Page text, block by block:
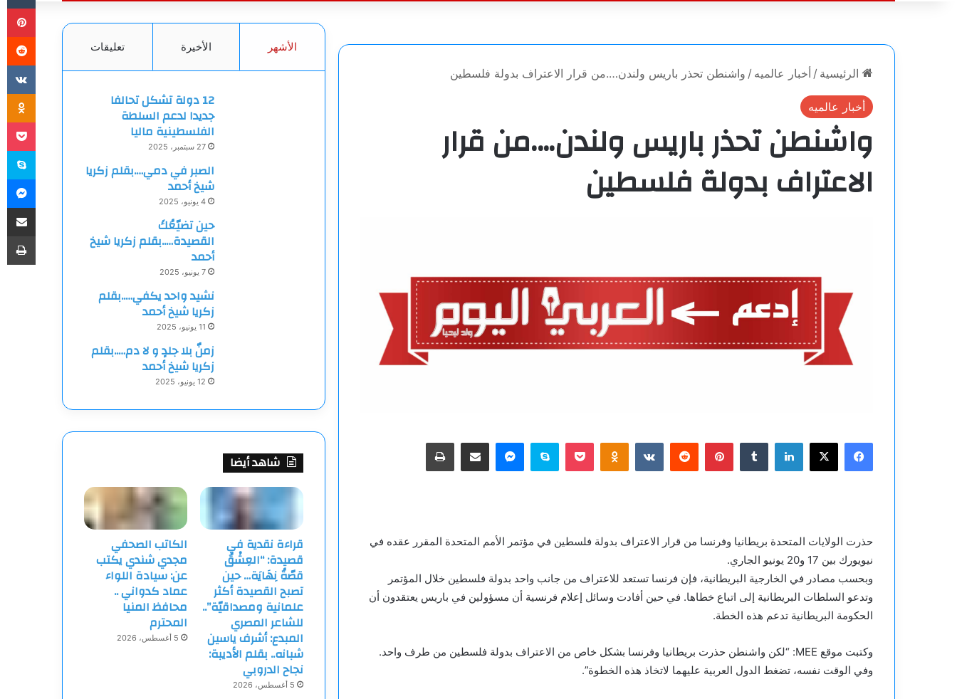
عن
الرئيسية / أخبار عالميه / واشنطن تحذر باريس ولندن….من قرار الاعتراف بدولة فلسطين
أخبار عالميه
واشنطن تحذر باريس ولندن….من قرار
الاعتراف بدولة فلسطين
فيسبوك
‫X لينكدإن بينتيريست Odnoklassniki
‫Pocketسكايبماسنجرمشاركة عبر البريد طباعة
حذرت الولايات المتحدة بريطانيا وفرنسا من قرار الاعتراف بدولة فلسطين في مؤتمر الأمم المتحدة المقرر عقده في
نيويورك بين 17 و20 يونيو الجاري.
وبحسب مصادر في الخارجية البريطانية، فإن فرنسا تستعد للاعتراف من جانب واحد بدولة فلسطين خلال المؤتمر
وتدعو السلطات البريطانية إلى اتباع خطاها. في حين أفادت وسائل إعلام فرنسية أن مسؤولين في باريس يعتقدون أن
الحكومة البريطانية تدعم هذه الخطة.
وكتبت موقع MEE: “لكن واشنطن حذرت بريطانيا وفرنسا بشكل خاص من الاعتراف بدولة فلسطين من طرف واحد.
وفي الوقت نفسه، تضغط الدول العربية عليهما لاتخاذ هذه الخطوة”.
الأشهر الأخيرة تعليقات
12 دولة تشكل تحالفا
جديدا لدعم السلطة
الفلسطينية ماليا
27 سبتمبر، 2025
الصبر في دمي….بقلم زكريا
شيخ أحمد
4 يونيو، 2025
حين تضيّعُكَ
القصيدة…..بقلم زكريا شيخ
أحمد
7 يونيو، 2025
نشيد واحد يكفي…..بقلم
زكريا شيخ أحمد
11 يونيو، 2025
زمنٌ بلا جلدٍ و لا دم…..بقلم
زكريا شيخ أحمد
12 يونيو، 2025
شاهد أيضا
قراءة نقدية في
قصيدة: “العِشْقُ
قصّةُ نِهَايَة… حين
تصبح القصيدة أكثر
علمانية ومصداقيّة”..
للشاعر المصري
المبدع: أشرف ياسين
شبانه.. بقلم الأديبة:
نجاح الدروبي
5 أغسطس، 2026
الكاتب الصحفي
مجدي شندي يكتب
عن: سيادة اللواء
عماد كدواني ..
محافظ المنيا
المحترم
5 أغسطس، 2026